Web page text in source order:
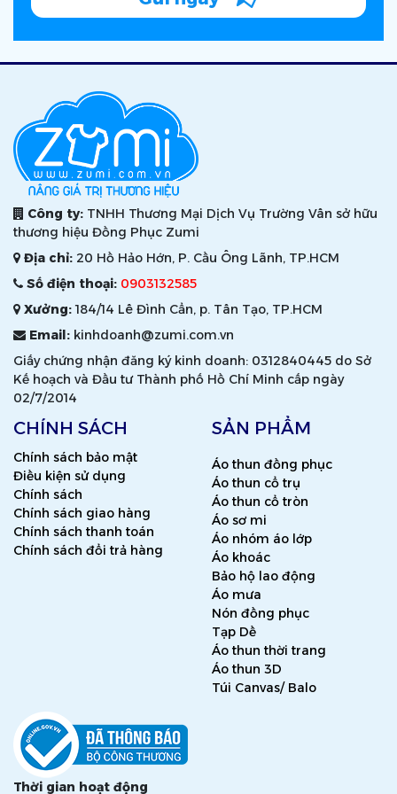
Công ty: TNHH Thương Mại Dịch Vụ Trường Vân sở hữu
thương hiệu Đồng Phục Zumi
Địa chỉ: 20 Hồ Hảo Hớn, P. Cầu Ông Lãnh, TP.HCM
Số điện thoại: 0903132585
Xưởng:184/14 Lê Đình Cẩn, p. Tân Tạo, TP.HCM
Email: kinhdoanh@zumi.com.vn
Giấy chứng nhận đăng ký kinh doanh: 0312840445 do Sở
Kế hoạch và Đầu tư Thành phố Hồ Chí Minh cấp ngày
02/7/2014
CHÍNH SÁCH
Chính sách bảo mật
Điều kiện sử dụng
Chính sách
Chính sách giao hàng
Chính sách thanh toán
Chính sách đổi trả hàng
SẢN PHẨM
Áo thun đồng phục
Áo thun cổ trụ
Áo thun cổ tròn
Áo sơ mi
Áo nhóm áo lớp
Áo khoác
Bảo hộ lao động
Áo mưa
Nón đồng phục
Tạp Dề
Áo thun thời trang
Áo thun 3D
Túi Canvas/ Balo
Thời gian hoạt động